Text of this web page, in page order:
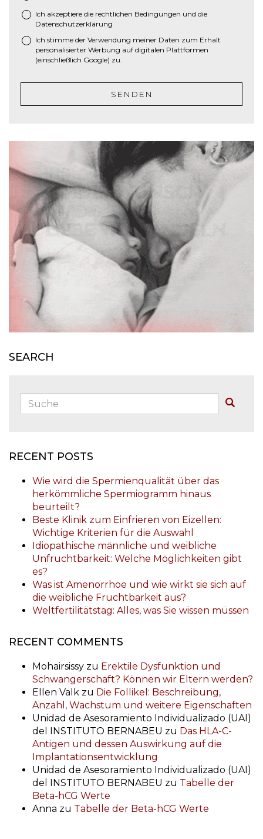
S
h
g
t
J
J
J
J
* Ich akzeptiere die rechtlichen Bedingungen und die
Datenschutzerklärung
Ich stimme der Verwendung meiner Daten zum Erhalt
personalisierter Werbung auf digitalen Plattformen
(einschließlich Google) zu.
SENDEN
SEARCH
Suche:
RECENT POSTS
Wie wird die Spermienqualität über das
herkömmliche Spermiogramm hinaus
beurteilt?
Beste Klinik zum Einfrieren von Eizellen:
Wichtige Kriterien für die Auswahl
Idiopathische männliche und weibliche
Unfruchtbarkeit: Welche Möglichkeiten gibt
es?
Was ist Amenorrhoe und wie wirkt sie sich auf
die weibliche Fruchtbarkeit aus?
Weltfertilitätstag: Alles, was Sie wissen müssen
RECENT COMMENTS
Mohairsissy zu Erektile Dysfunktion und
Schwangerschaft? Können wir Eltern werden?
Ellen Valk zu Die Follikel: Beschreibung,
Anzahl, Wachstum und weitere Eigenschaften
Unidad de Asesoramiento Individualizado (UAI)
del INSTITUTO BERNABEU zu Das HLA-C-
Antigen und dessen Auswirkung auf die
Implantationsentwicklung
Unidad de Asesoramiento Individualizado (UAI)
del INSTITUTO BERNABEU zu Tabelle der
Beta-hCG Werte
Anna zu Tabelle der Beta-hCG Werte